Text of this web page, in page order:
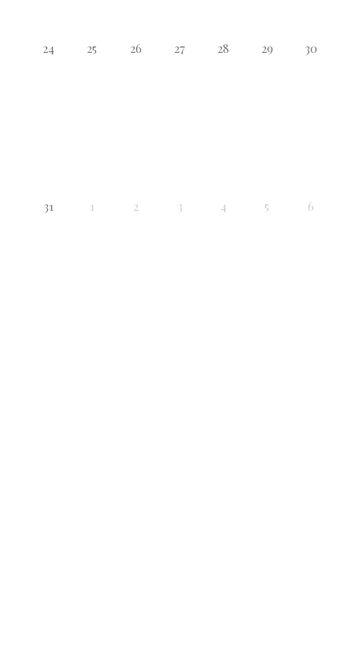
24 25 26 27 28 29 30
31 1 2 3 4 5 6